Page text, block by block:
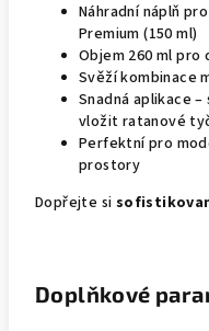
Náhradní náplň pro
Premium (150 ml)
Objem 260 ml
Svěží kombinace
Snadná aplikace
vložit ratanové
Perfektní pro
prostory
Dopřejte si
Doplňkové